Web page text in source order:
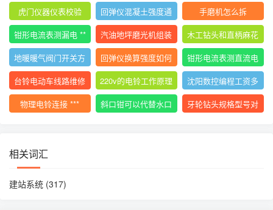
压平衡
虎门仪器仪表校验
回弹仪混凝土强度通
用计算公式
手磨机怎么拆
钳形电流表测漏电 **
*
汽油地坪磨光机组装
使用视频
木工钻头和直柄麻花
钻
地暖暖气阀门开关方
向图解视频
回弹仪换算强度如何
计算
钳形电流表测直流电
流的 ***
台铃电动车线路维修
技巧
220v的电铃工作原理
沈阳数控编程工资多
少
物理电铃连接 ***
斜口钳可以代替水口
牙轮钻头规格型号对
相关词汇
建站系统 (317)